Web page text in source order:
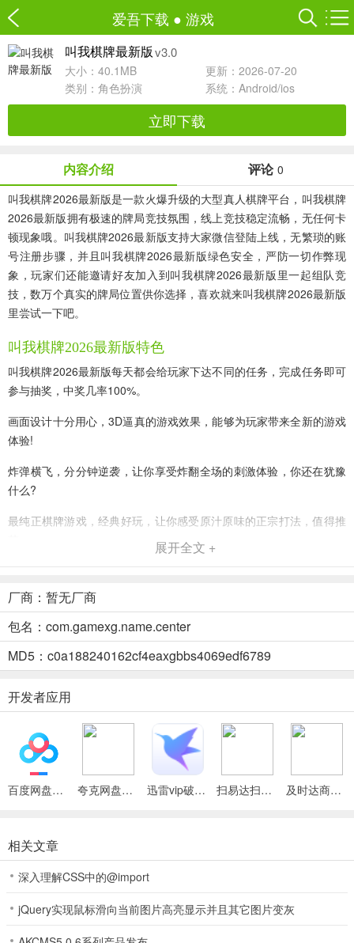
爱吾下载 ● 游戏
叫我棋牌最新版 v3.0
大小：40.1MB
更新：2026-07-20
类别： 角色扮演 系统：Android/ios
立即下载
内容介绍 评论 0
叫我棋牌2026最新版是一款火爆升级的大型真人棋牌平台，叫我棋牌
2026最新版拥有极速的牌局竞技氛围，线上竞技稳定流畅，无任何卡
顿现象哦。叫我棋牌2026最新版支持大家微信登陆上线，无繁琐的账
号注册步骤，并且叫我棋牌2026最新版绿色安全，严防一切作弊现
象，玩家们还能邀请好友加入到叫我棋牌2026最新版里一起组队竞
技，数万个真实的牌局位置供你选择，喜欢就来叫我棋牌2026最新版
里尝试一下吧。
叫我棋牌2026最新版特色
叫我棋牌2026最新版每天都会给玩家下达不同的任务，完成任务即可
参与抽奖，中奖几率100%。
画面设计十分用心，3D逼真的游戏效果，能够为玩家带来全新的游戏
体验!
炸弹横飞，分分钟逆袭，让你享受炸翻全场的刺激体验，你还在犹豫
什么?
最纯正棋牌游戏，经典好玩，让你感受原汁原味的正宗打法，值得推
叫我棋牌2026最新版亮点
游戏规则简单上手快，但是牌局变换莫测，瞬息万变;
新手玩家上线就送金币，好礼享不停;
超多玩家真实在线，上线就匹配，随时开战;
新手玩家上线奖励丰厚，游戏各种模式让你玩到眼花缭乱;
操作方式十分的简单大方，搭配了专门的新手指导，可以快速上手
百万真实玩家同台，秒速匹配对手，体验精彩又刺激的真人竞技;
捕鱼
1.多打小鱼
很多玩家就会疑问，小鱼金币数量低，打再多也获得不了太多金币，
展开全文 +
厂商：暂无厂商
包名：com.gamexg.name.center
MD5：c0a188240162cf4eaxgbbs4069edf6789
开发者应用
百度网盘绿色免安装Pc电脑版 夸克网盘官方正式版 迅雷vip破解版永久会员2024版 扫易达扫描仪最新安卓版 及时达商家(同城配送App)
相关文章
深入理解CSS中的@import
jQuery实现鼠标滑向当前图片高亮显示并且其它图片变灰